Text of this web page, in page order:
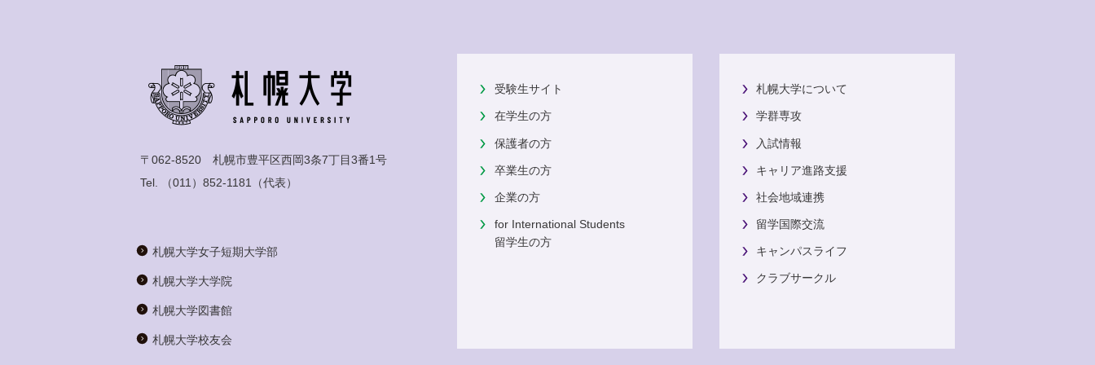
〒062-8520 札幌市豊平区西岡3条7丁目3番1号
Tel.
（011）852-1181 （代表）
札幌大学女子短期大学部
札幌大学大学院
札幌大学図書館
札幌大学校友会
受験生サイト
在学生の方
保護者の方
卒業生の方
企業の方
for International Students
留学生の方
札幌大学について
学群専攻
入試情報
キャリア進路支援
社会地域連携
留学国際交流
キャンパスライフ
クラブサークル